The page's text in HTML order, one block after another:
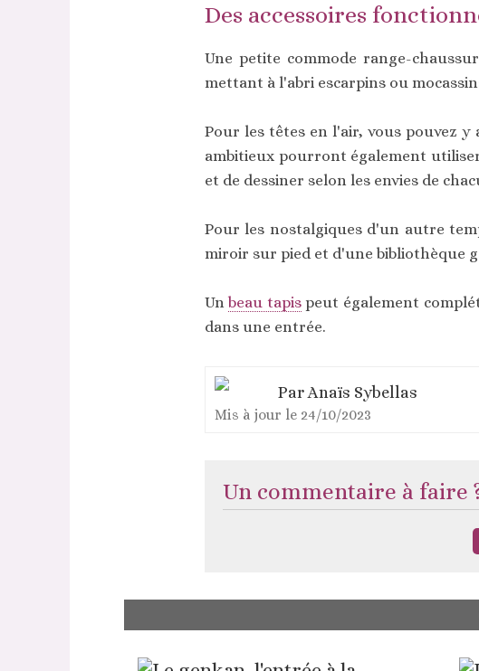
Des accessoires
Une petite commode range-
mettant à l'abri escarpins ou
Pour les têtes en l'air, vous pouvez
ambitieux pourront également
et de dessiner selon les envies de
Pour les nostalgiques d'un autre
miroir sur pied et d'une bibliothèque
Unbeau tapispeut également
dans une entrée.
ParAnaïs Sybellas
Mis à jour le 24/10/2023
Un commentaire à faire